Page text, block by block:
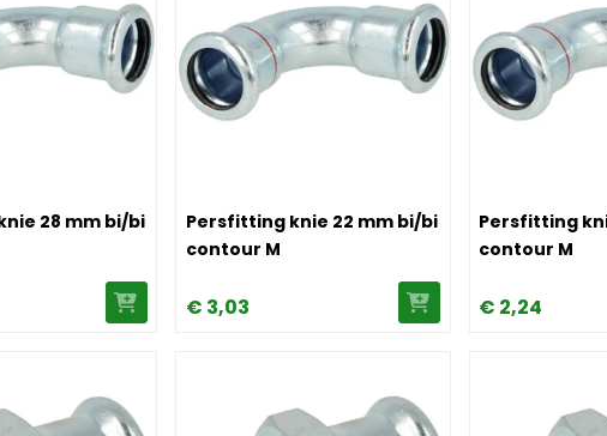
knie 28 mm bi/bi contour M
28 mm bi/bi
Image Persfitting knie 22 mm bi/bi contour M
Persfitting knie 22 mm bi/bi
contour M
€ 3,03
Image
Persfitting
contour M
€ 2,24